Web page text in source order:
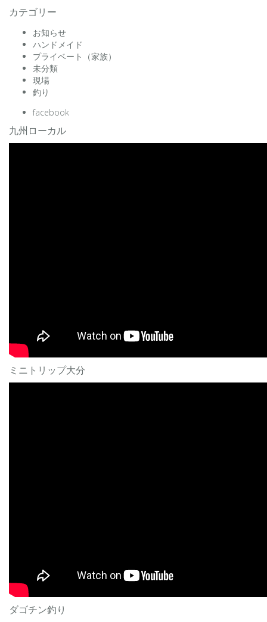
カテゴリー
お知らせ
ハンドメイド
プライベート（家族）
未分類
現場
釣り
facebook
九州ローカル
ミニトリップ大分
ダゴチン釣り